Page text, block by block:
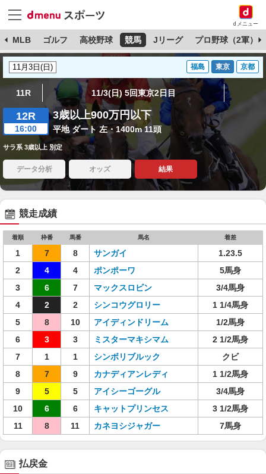
dメニュー
MLB ゴルフ 高校野球 競馬 Jリーグ プロ野球（2軍）
福島 東京 京都
11R 11/3(日) 5回東京2日目
12R
16:00
3歳以上900万円以下
平地 ダート 左・1400m 11頭
サラ系 3歳以上 別定
データ分析 オッズ 結果
競走成績
着順 枠番 馬番 馬名 着差
1 7 8 サンガイ
1.23.5
2
4 4 ポンポーワ
5馬身
3
6 7 マックスロビン
3/4馬身
4
2 2 シンコウグロリー
1 1/4馬身
5
8 10 アイディンドリーム
1/2馬身
6
3 3 ミスターマキシマム
2 1/2馬身
7
1 1 シンボリブルック
クビ
8
7 9 カナディアンレディ
1 1/2馬身
9
5 5 アイシーゴーグル
3/4馬身
10
6 6 キャットプリンセス
3 1/2馬身
11
8 11 カネヨシジャガー 7馬身
払戻金